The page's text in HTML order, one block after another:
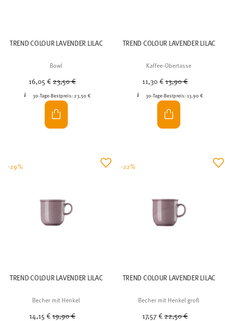
TREND COLOUR LAVENDER LILAC
Bowl
16,05 €Price reduced from
23,50 €
30-Tage-Bestpreis: 23,50 €
TREND COLOUR LAVENDER LILAC
Kaffee-Obertasse
11,30 €Price reduced from
13,90 €
30-Tage-Bestpreis: 13,90 €
TREND COLOUR LAVENDER LILAC
Becher mit Henkel
14,15 € Price reduced from
19,90 €
-29%
TREND COLOUR LAVENDER LILAC
Becher mit Henkel groß
17,57 € Price reduced from
22,50 €
-22%